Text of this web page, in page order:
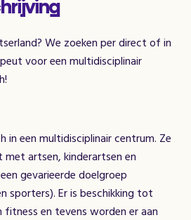
We zoeken per direct of in
voor een multidisciplinair
in een multidisciplinair centrum. Ze
artsen, kinderartsen en
gevarieerde doelgroep
sporters). Er is beschikking tot
fitness en tevens worden er aan